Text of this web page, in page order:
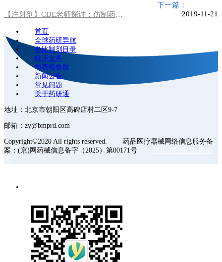
下一篇：
【注射剂】CDE老师探讨：仿制药注射剂的非临床研究评价
2019-11-21
首页
全球药研导航
参比制剂目录
临床业务
司美格鲁肽
新闻公告
常见问题
关于药研通
地址：北京市朝阳区高碑店村二区9-7
邮箱：zy@bmprd.com
Copyright©2020 All rights reserved. 药品医疗器械网络信息服务备
案：(京)网药械信息备字（2025）第00171号